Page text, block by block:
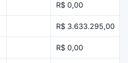
R$ 0,00
R$ 3.633.295,00
R$ 0,00